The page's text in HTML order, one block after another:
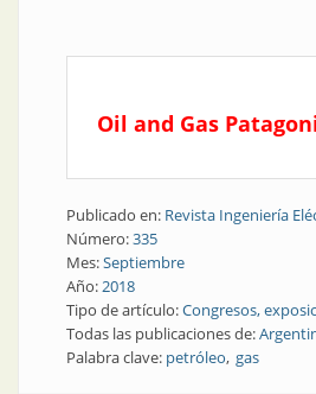
Oil and Gas
Publicado en: Revista Ingeniería
Número:335
Mes:Septiembre
Año:2018
Tipo de artículo:Congresos,
Todas las publicaciones de:
Palabra clave: petróleo gas